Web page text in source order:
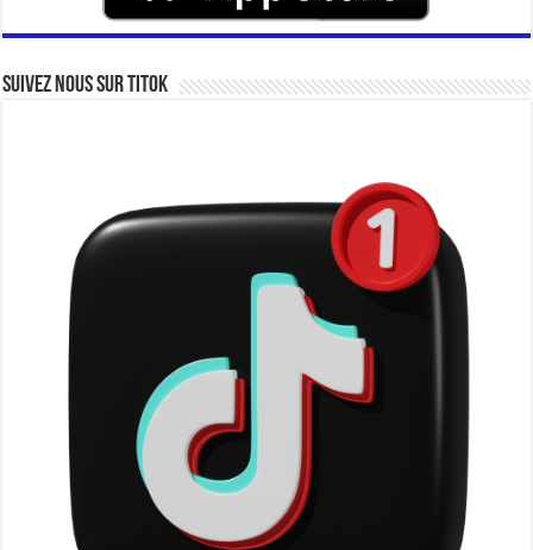
Suivez nous sur Titok